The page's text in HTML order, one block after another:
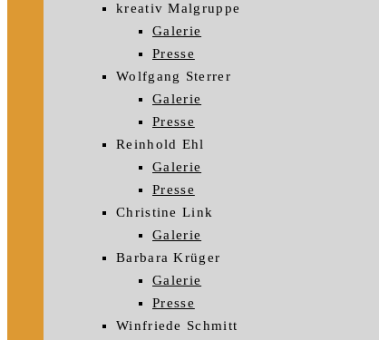
kreativ Malgruppe
Galerie
Presse
Wolfgang Sterrer
Galerie
Presse
Reinhold Ehl
Galerie
Presse
Christine Link
Galerie
Barbara Krüger
Galerie
Presse
Winfriede Schmitt